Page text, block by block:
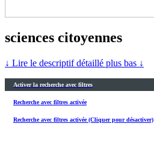
sciences citoyennes
↓ Lire le descriptif détaillé plus bas ↓
Activer la recherche avec filtres
Recherche avec filtres activée
Recherche avec filtres activée (Cliquer pour désactiver)